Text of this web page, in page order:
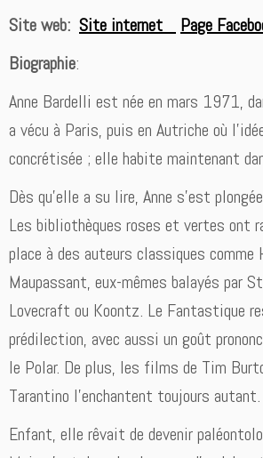
Site web: Site internet
Page
Biographie:
Anne Bardelli est née en mars 1971,
a vécu à Paris, puis en Autriche où
concrétisée ; elle habite maintenant
Dès qu’elle a su lire, Anne s’est
Les bibliothèques roses et vertes ont
place à des auteurs classiques comme
Maupassant, eux-mêmes balayés par
Lovecraft ou Koontz. Le Fantastique
prédilection, avec aussi un goût
le Polar. De plus, les films de Tim
Tarantino l’enchantent toujours autant.
Enfant, elle rêvait de devenir